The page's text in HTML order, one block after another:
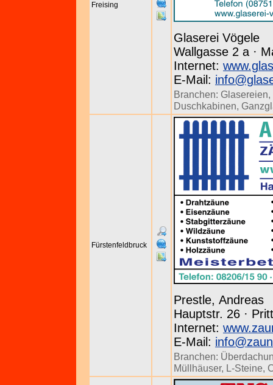
Freising
Glaserei Vögele
Wallgasse 2 a ·
Internet:
E-Mail:
Branchen: Glasereien,
Duschkabinen,
Fürstenfeldbruck
Prestle, Andreas
Hauptstr. 26 ·
Internet:
E-Mail:
Branchen:
Müllhäuser, L-Steine,